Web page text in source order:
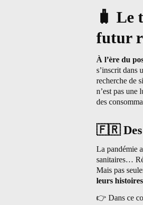
🧳 Le
futur
À l’ère du
s’inscrit dans
recherche de
n’est pas une
des
🇫🇷
La pandémie
sanitaires…
Mais pas
leurs
👉 Dans ce